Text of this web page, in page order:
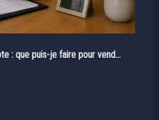
: que puis-je faire pour vend...